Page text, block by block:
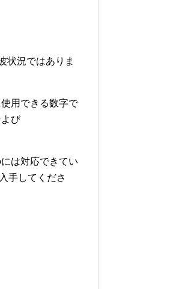
状況ではありま
用できる数字で
び
は対応できてい
手してくださ